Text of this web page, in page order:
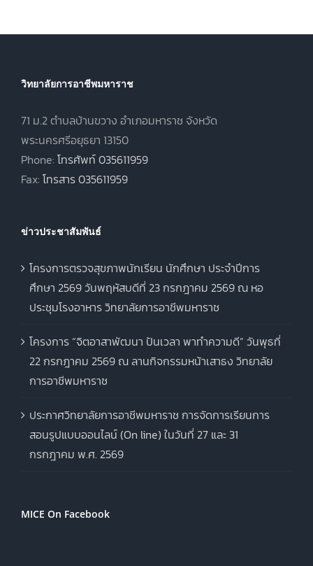
ฤดูร้อน ประจำปี
วิทยาลัยการอาชีพมหาราช
71 ม.2 ตำบลบ้านขวาง อำเภอมหาราช จังหวัด
พระนครศรีอยุธยา 13150
Phone: โทรศัพท์ 035611959
Fax: โทรสาร 035611959
ข่าวประชาสัมพันธ์
โครงการตรวจสุขภาพนักเรียน นักศึกษา ประจำปีการ
ศึกษา 2569 วันพฤหัสบดีที่ 23 กรกฎาคม 2569 ณ หอ
ประชุมโรงอาหาร วิทยาลัยการอาชีพมหาราช
โครงการ “จิตอาสาพัฒนา ปันเวลา พาทำความดี” วันพุธที่
22 กรกฎาคม 2569 ณ ลานกิจกรรมหน้าเสาธง วิทยาลัย
การอาชีพมหาราช
ประกาศวิทยาลัยการอาชีพมหาราช การจัดการเรียนการ
สอนรูปแบบออนไลน์ (On line) ในวันที่ 27 และ 31
กรกฎาคม พ.ศ. 2569
MICE On Facebook